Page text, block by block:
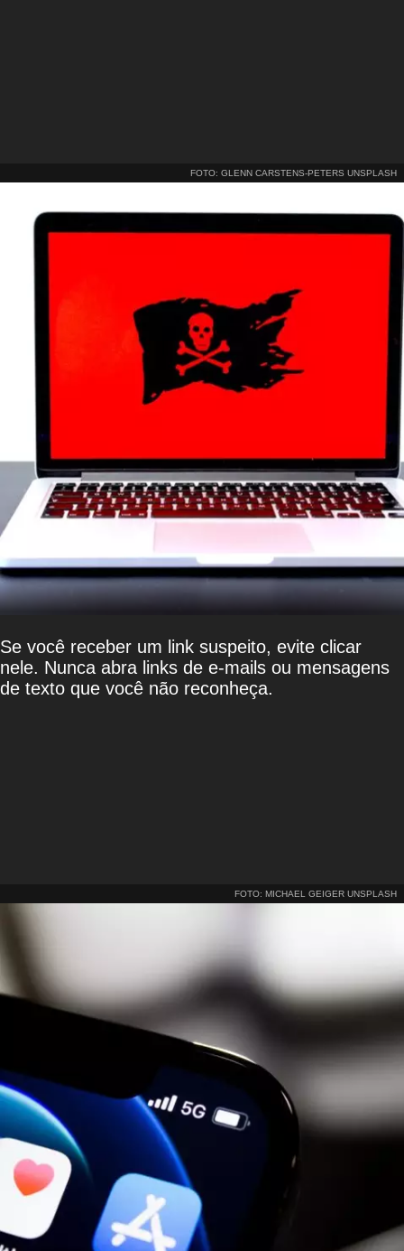
FOTO: GLENN CARSTENS-PETERS UNSPLASH
Se você receber um link suspeito, evite clicar
nele. Nunca abra links de e-mails ou mensagens
de texto que você não reconheça.
FOTO: MICHAEL GEIGER UNSPLASH